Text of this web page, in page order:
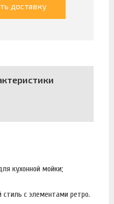
доставку
кухонной мойки;
стиль с элементами ретро.